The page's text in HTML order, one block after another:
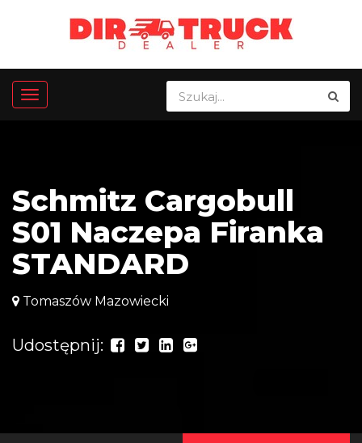
Schmitz Cargobull
S01 Naczepa Firanka
STANDARD
Tomaszów Mazowiecki
Udostępnij: